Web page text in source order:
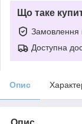
Що таке
Замовлення
Доступна
Опис